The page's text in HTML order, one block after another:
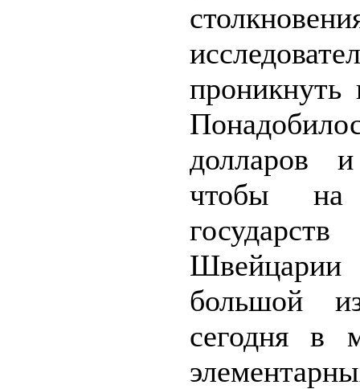
долларов
чтобы на
большой
сегодня в